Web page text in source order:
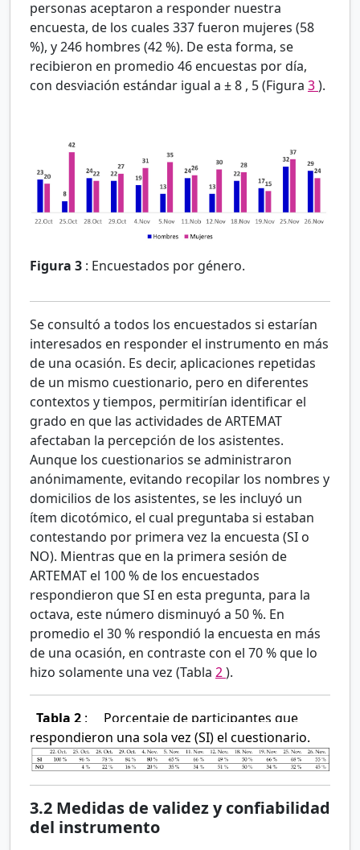
personas aceptaron a responder nuestra
encuesta, de los cuales 337 fueron mujeres (58
%), y 246 hombres (42%). De esta forma, se
recibieron en promedio 46 encuestas por día,
con desviación estándar igual a ±8 , 5(Figura 3).
Figura 3 : Encuestados por género.
Se consultó a todos los encuestados si estarían
interesados en responder el instrumento en más
de una ocasión. Es decir, aplicaciones repetidas
de un mismo cuestionario, pero en diferentes
contextos y tiempos, permitirían identificar el
grado en que las actividades de ARTEMAT
afectaban la percepción de los asistentes.
Aunque los cuestionarios se administraron
anónimamente, evitando recopilar los nombres y
domicilios de los asistentes, se les incluyó un
ítem dicotómico, el cual preguntaba si estaban
contestando por primera vez la encuesta (SI o
NO). Mientras que en la primera sesión de
ARTEMAT el 100% de los encuestados
respondieron que SI en esta pregunta, para la
octava, este número disminuyó a 50%. En
promedio el 30% respondió la encuesta en más
de una ocasión, en contraste con el 70% que lo
hizo solamente una vez (Tabla 2).
Tabla 2 :
Porcentaje de participantes que
respondieron una sola vez (SI) el cuestionario.
3.2 Medidas de validez y confiabilidad
del instrumento